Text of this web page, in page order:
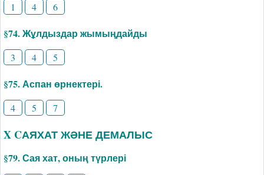
1 4 6
§74. Жұлдыздар жымыңдайды
3 4 5
§75. Аспан өрнектері.
4 5 7
X CАЯХАТ ЖӘНЕ ДЕМАЛЫС
§79. Сая хат, оның түрлері